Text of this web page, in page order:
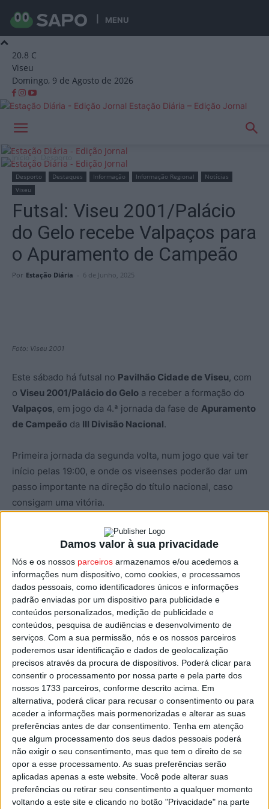
Damos valor à sua privacidade
Nós e os nossos parceiros armazenamos e/ou acedemos a
informações num dispositivo, como cookies, e processamos
dados pessoais, como identificadores únicos e informações
padrão enviadas por um dispositivo para publicidade e
conteúdos personalizados, medição de publicidade e
conteúdos, pesquisa de audiências e desenvolvimento de
serviços. Com a sua permissão, nós e os nossos parceiros
poderemos usar identificação e dados de geolocalização
precisos através da procura de dispositivos. Poderá clicar para
consentir o processamento por nossa parte e pela parte dos
nossos 1733 parceiros, conforme descrito acima. Em
alternativa, poderá clicar para recusar o consentimento ou para
aceder a informações mais pormenorizadas e alterar as suas
preferências antes de dar consentimento. Tenha em atenção
que algum processamento dos seus dados pessoais poderá
não exigir o seu consentimento, mas que tem o direito de se
opor a esse processamento. As suas preferências serão
aplicadas apenas a este website. Você pode alterar suas
preferências ou retirar seu consentimento a qualquer momento
voltando a este site e clicando no botão "Privacidade" na parte
MENU
20.8 C
Viseu
Domingo, 9 de Agosto de 2026
Estação Diária – Edição Jornal
Início Desporto
Desporto Destaques Informação Informação Regional
Notícias
Viseu
Futsal: Viseu 2001/Palácio
do Gelo recebe Valpaços para
o Apuramento de Campeão
Por Estação Diária - 6 de Junho, 2025
Foto: Viseu 2001
Este sábado há futsal no Pavilhão Cidade de Viseu, com
o Viseu 2001/Palácio do Gelo a receber a formação do
Valpaços, em jogo da 4.ª jornada da fase de Apuramento
de Campeão da III Divisão Nacional.
Primeira jornada da segunda volta, num jogo que vai ter
início pelas 19:00, e onde os viseenses poderão dar um
passo importante na direção do título nacional, caso
consigam uma vitória.
À entrada para este jogo, as três equipas estão
empatadas na geral, todas com três pontos.
Na primeira volta os viseenses perderam em Valpaços,
mas uma vitória este sábado deixaria a equipa em ótima
posição para discutir o título na última jornada, no
Pavilhão de São Domingos de Rana, frente aoReguilas
de Tires .
Esta e outras notícias para ouvir na Estação Diária – 96.8
FM ou emwww.968.fm
Pub
TAGS Futsal Viseu Viseu 2001/Palácio do Gelo